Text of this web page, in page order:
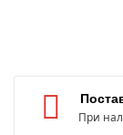
При